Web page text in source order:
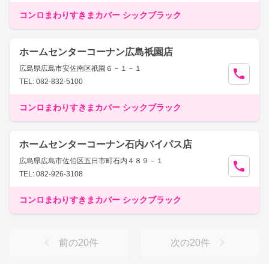
コンロまわりすきまカバー シックブラック
ホームセンターコーナン広島祇園店
広島県広島市安佐南区祇園６－１－１
TEL: 082-832-5100
コンロまわりすきまカバー シックブラック
ホームセンターコーナン石内バイパス店
広島県広島市佐伯区五日市町石内４８９－１
TEL: 082-926-3108
コンロまわりすきまカバー シックブラック
前の20件 次の20件